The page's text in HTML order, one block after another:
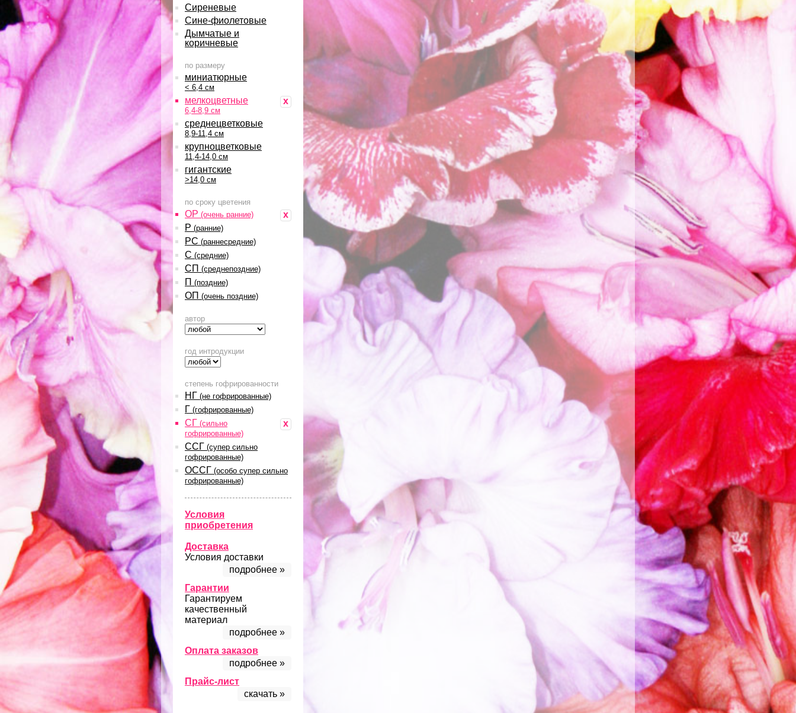
Сиреневые
Сине-фиолетовые
Дымчатые и
коричневые
по размеру
миниатюрные
< 6,4 см
x
мелкоцветные
6,4-8,9 см
среднецветковые
8,9-11,4 см
крупноцветковые
11,4-14,0 см
гигантские
>14,0 см
по сроку цветения
x
ОР (очень ранние)
Р (ранние)
РС (раннесредние)
С (средние)
СП (среднепоздние)
П (поздние)
ОП (очень поздние)
автор
год интродукции
степень гофрированности
НГ (не гофрированные)
Г (гофрированные)
x
СГ (сильно
гофрированные)
ССГ (супер сильно
гофрированные)
ОССГ (особо супер сильно
гофрированные)
Условия
приобретения
Доставка
Условия доставки
подробнее »
Гарантии
Гарантируем
качественный
материал
подробнее »
Оплата заказов
подробнее »
Прайс-лист
скачать »